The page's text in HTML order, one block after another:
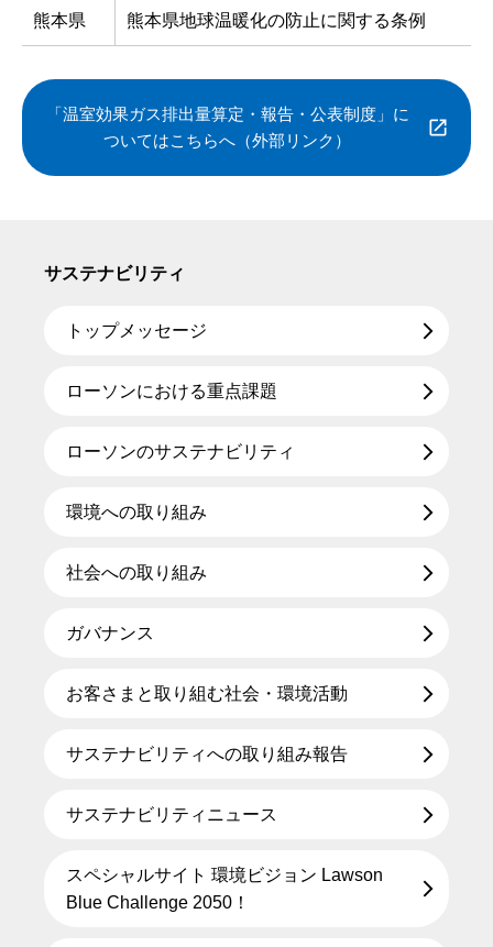
熊本県 熊本県地球温暖化の防止に関する条例
「温室効果ガス排出量算定・報告・公表制度」に
ついてはこちらへ（外部リンク）
サステナビリティ
トップメッセージ
ローソンにおける重点課題
ローソンのサステナビリティ
環境への取り組み
社会への取り組み
ガバナンス
お客さまと取り組む社会・環境活動
サステナビリティへの取り組み報告
サステナビリティニュース
スペシャルサイト 環境ビジョン Lawson
Blue Challenge 2050！